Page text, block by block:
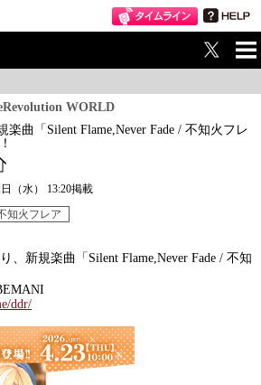
WORLD
楽曲「Silent Flame,Never Fade / 不知火フレ
（水） 13:20掲載
知火フレア
、新規楽曲「Silent Flame,Never Fade / 不知
ddr/